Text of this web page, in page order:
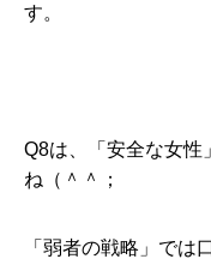
す。
Q8は、「安全な女性
ね（＾＾；
「弱者の戦略」では